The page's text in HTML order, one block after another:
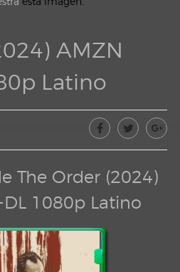
AMZN
Latino
The Order (2024)
1080p Latino